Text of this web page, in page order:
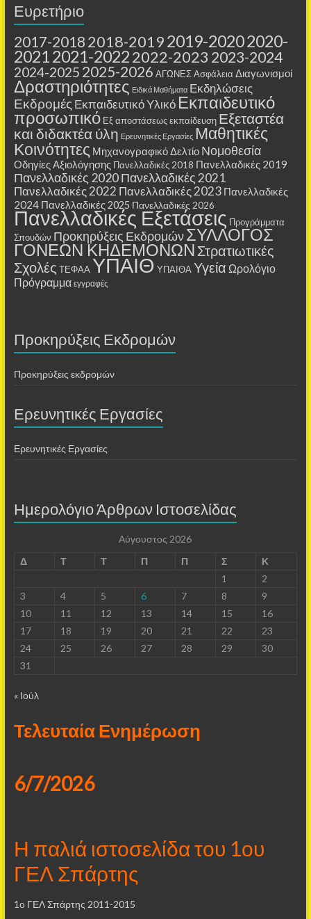
Ευρετήριο
2017-2018 2018-20192019-20202020-
2021 2021-20222022-2023 2023-2024
2024-2025 2025-2026 ΑΓΩΝΕΣ Ασφάλεια Διαγωνισμοί
Δραστηριότητες Ειδικά Μαθήματα Εκδηλώσεις
Εκδρομές Εκπαιδευτικό Υλικό Εκπαιδευτικό
προσωπικό Εξ αποστάσεως εκπαίδευση Εξεταστέα
και διδακτέα ύλη Ερευνητικές Εργασίες Μαθητικές
Κοινότητες Μηχανογραφικό Δελτίο Νομοθεσία
Οδηγίες Αξιολόγησης Πανελλαδικές 2018 Πανελλαδικές 2019
Πανελλαδικές 2020 Πανελλαδικές 2021
Πανελλαδικές 2022 Πανελλαδικές 2023 Πανελλαδικές
2024 Πανελλαδικές 2025 Πανελλαδικές 2026
Πανελλαδικές Εξετάσεις Προγράμματα
Σπουδών Προκηρύξεις ΕκδρομώνΣΥΛΛΟΓΟΣ
ΓΟΝΕΩΝ ΚΗΔΕΜΟΝΩΝ Στρατιωτικές
Σχολές ΤΕΦΑΑ ΥΠΑΙΘ ΥΠΑΙΘΑ Υγεία Ωρολόγιο
Πρόγραμμα εγγραφές
Προκηρύξεις Εκδρομών
Προκηρύξεις εκδρομών
Ερευνητικές Εργασίες
Ερευνητικές Εργασίες
Ημερολόγιο Άρθρων Ιστοσελίδας
Αύγουστος 2026
Δ
Τ Τ Π Π Σ
Κ
1
2
3
4 5 6 7 8
9
10
11 12 13 14 15
16
17
18 19 20 21 22
23
24
25 26 27 28 29
30
31
« Ιούλ
Τελευταία Ενημέρωση
6/7/2026
Η παλιά ιστοσελίδα του 1ου
ΓΕΛ Σπάρτης
1ο ΓΕΛ Σπάρτης 2011-2015